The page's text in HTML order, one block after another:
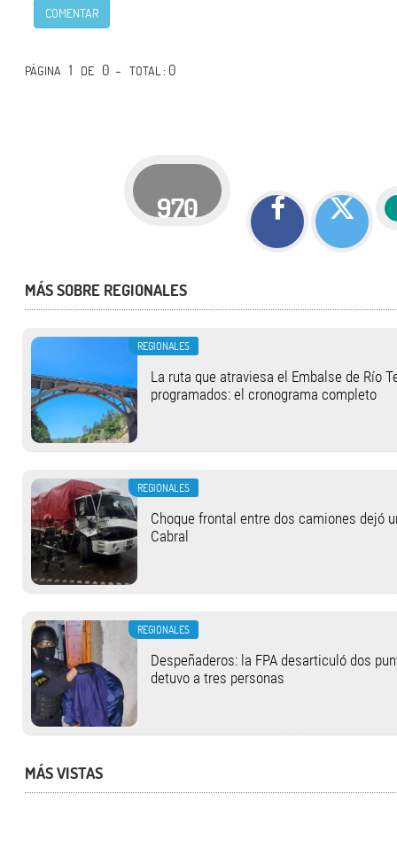
COMENTAR
PÁGINA 1 DE 0 -TOTAL: 0
970
MÁS SOBRE REGIONALES
REGIONALES
La ruta que atraviesa el Embalse de Río
programados: el cronograma completo
REGIONALES
Choque frontal entre dos camiones dejó
Cabral
REGIONALES
Despeñaderos: la FPA desarticuló dos
detuvo a tres personas
MÁS VISTAS